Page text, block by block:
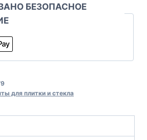
БЕЗОПАСНОЕ
для плитки и стекла